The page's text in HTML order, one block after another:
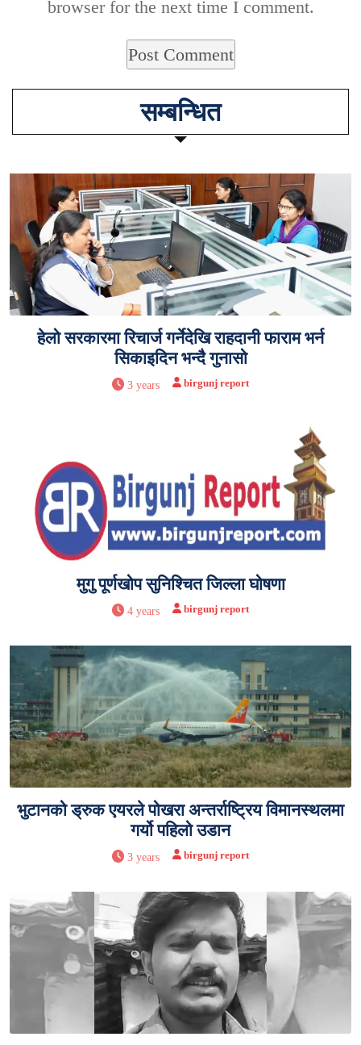
browser for the next time I comment.
सम्बन्धित
हेलो सरकारमा रिचार्ज गर्नेदेखि राहदानी फाराम भर्न
सिकाइदिन भन्दै गुनासो
3 years birgunj report
मुगु पूर्णखोप सुनिश्चित जिल्ला घोषणा
4 years birgunj report
भुटानको ड्रुक एयरले पोखरा अन्तर्राष्ट्रिय विमानस्थलमा
गर्यो पहिलो उडान
3 years birgunj report